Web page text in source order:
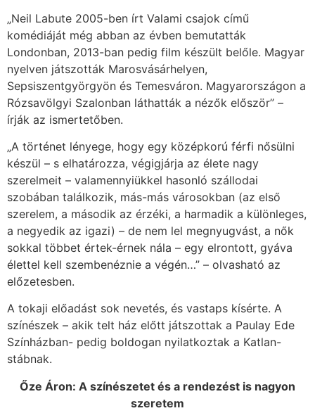
„Neil Labute 2005-ben írt Valami csajok című
komédiáját még abban az évben bemutatták
Londonban, 2013-ban pedig film készült belőle. Magyar
nyelven játszották Marosvásárhelyen,
Sepsiszentgyörgyön és Temesváron. Magyarországon a
Rózsavölgyi Szalonban láthatták a nézők először” –
írják az ismertetőben.
„A történet lényege, hogy egy középkorú férfi nősülni
készül – s elhatározza, végigjárja az élete nagy
szerelmeit – valamennyiükkel hasonló szállodai
szobában találkozik, más-más városokban (az első
szerelem, a második az érzéki, a harmadik a különleges,
a negyedik az igazi) – de nem lel megnyugvást, a nők
sokkal többet értek-érnek nála – egy elrontott, gyáva
élettel kell szembenéznie a végén…” – olvasható az
előzetesben.
A tokaji előadást sok nevetés, és vastaps kísérte. A
színészek – akik telt ház előtt játszottak a Paulay Ede
Színházban- pedig boldogan nyilatkoztak a Katlan-
stábnak.
Őze Áron: A színészetet és a rendezést is nagyon
szeretem